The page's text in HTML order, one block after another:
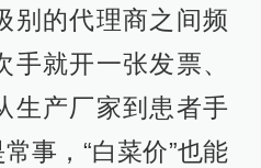
别的代理商之间频
就开一张发票、
生产厂家到患者手
事，“白菜价”也能